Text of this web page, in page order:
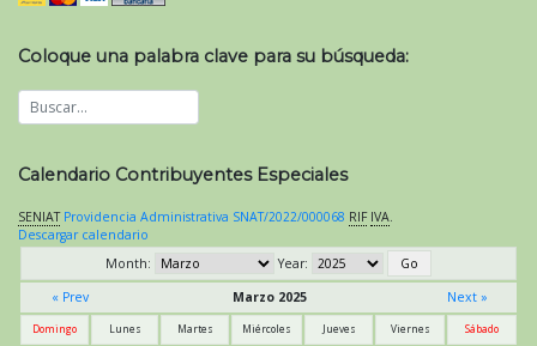
Coloque una palabra clave para su búsqueda:
Calendario Contribuyentes Especiales
SENIAT Providencia Administrativa SNAT/2022/000068 RIF IVA
Descargar calendario
Month:
Year:
« Prev
Marzo 2025 Next »
Domingo Lunes Martes Miércoles Jueves Viernes Sábado